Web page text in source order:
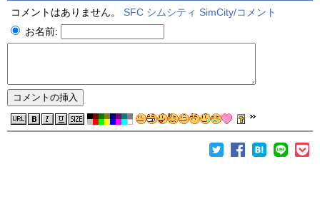
コメントはありません。 SFC シムシティ SimCity/コメント
お名前: